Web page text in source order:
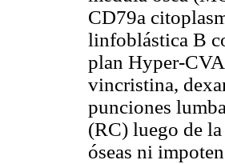
CD79a
linfoblástica B
plan Hyper-
vincristina,
punciones
(RC) luego de
óseas ni